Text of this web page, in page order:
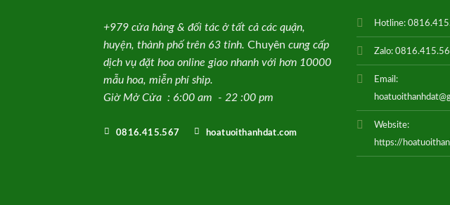
+979 cửa hàng & đối tác ở tất cả các quận,
huyện, thành phố trên 63 tỉnh. Chuyên cung cấp
dịch vụ đặt hoa online giao nhanh với hơn 10000
mẫu hoa, miễn phí ship.
Giờ Mở Cửa : 6:00 am - 22 :00 pm
0816.415.567 hoatuoithanhdat.com
Hotline:
Zalo:
Email:
Website:
https://